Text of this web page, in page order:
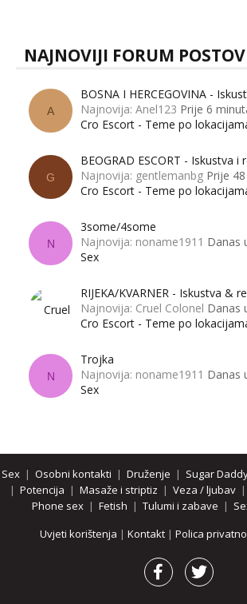
NAJNOVIJI FORUM
A
BOSNA I HERCEGOVINA -
Najnovija: Anel123 Prije 6
Cro Escort - Teme po
G
BEOGRAD ESCORT - Iskustva i
Najnovija: gentlemanbg Prije
Cro Escort - Teme po
N
3some/4some
Najnovija: noname1911 Danas
Sex
RIJEKA/KVARNER - Iskustva &
Najnovija: Cruel Colonel Danas
Cro Escort - Teme po
N
Trojka
Najnovija: noname1911 Danas
Sex
Sex| Osobni kontakti | Druženje | Sugar
| Potencija | Masaže i striptiz | Veza / ljubav |
Phone sex| Fetish | Tulumi i zabave |
Uvjeti korištenja | Kontakt | Polica